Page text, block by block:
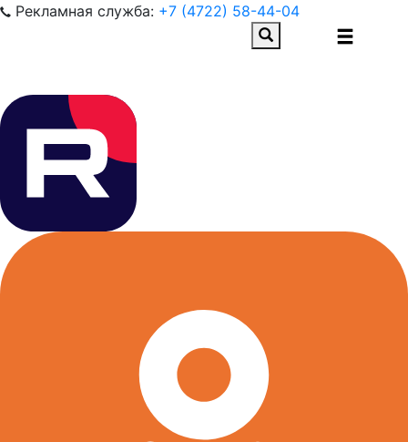
Рекламная служба: +7 (4722) 58-44-04